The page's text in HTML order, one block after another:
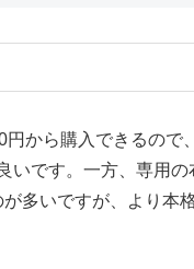
円から購入できるので
いです。一方、専用の
多いですが、より本